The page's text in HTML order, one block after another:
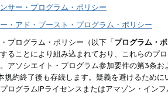
サー・プログラム・ポリシー
・アド・ブースト・プログラム・ポリシー
プログラム・ポリシー（以下「プログラム・
ることにより組み込まれており、これらのプ
アソシエイト・プログラム参加要件の第3条
規約終了後も存続します。疑義を避けるため
ログラムIPライセンスまたはアマゾン・イン